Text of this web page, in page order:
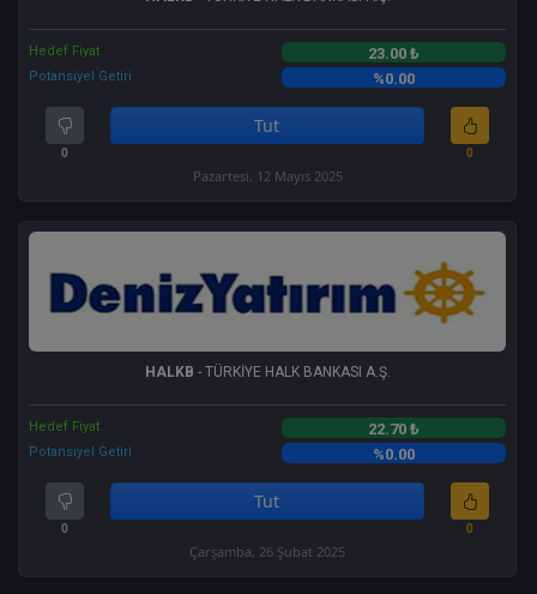
Hedef Fiyat 23.00 ₺
Potansiyel Getiri %0.00
0
Tut
0
Pazartesi, 12 Mayıs 2025
HALKB - TÜRKİYE HALK BANKASI A.Ş.
Hedef Fiyat 22.70 ₺
Potansiyel Getiri %0.00
0
Tut
0
Çarşamba, 26 Şubat 2025